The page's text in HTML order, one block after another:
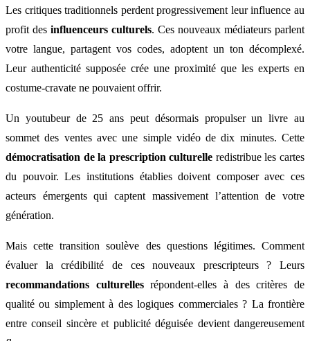
Les critiques traditionnels perdent progressivement leur influence au
profit des influenceurs culturels. Ces nouveaux médiateurs parlent
votre langue, partagent vos codes, adoptent un ton décomplexé.
Leur authenticité supposée crée une proximité que les experts en
costume-cravate ne pouvaient offrir.
Un youtubeur de 25 ans peut désormais propulser un livre au
sommet des ventes avec une simple vidéo de dix minutes. Cette
démocratisation de la prescription culturelle redistribue les cartes
du pouvoir. Les institutions établies doivent composer avec ces
acteurs émergents qui captent massivement l’attention de votre
génération.
Mais cette transition soulève des questions légitimes. Comment
évaluer la crédibilité de ces nouveaux prescripteurs ? Leurs
recommandations culturellesrépondent-elles à des critères de
qualité ou simplement à des logiques commerciales ? La frontière
entre conseil sincère et publicité déguisée devient dangereusement